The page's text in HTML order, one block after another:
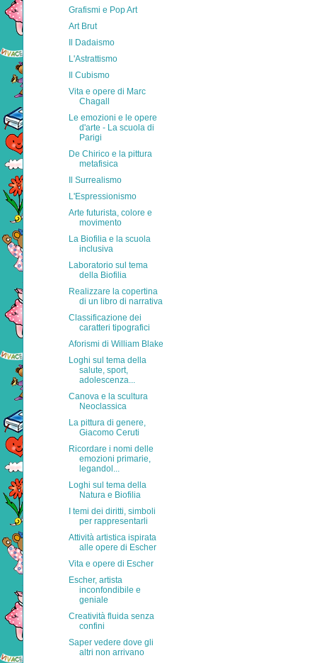
Grafismi e Pop Art
Art Brut
Il Dadaismo
L'Astrattismo
Il Cubismo
Vita e opere di Marc
Chagall
Le emozioni e le opere
d'arte - La scuola di
Parigi
De Chirico e la pittura
metafisica
Il Surrealismo
L'Espressionismo
Arte futurista, colore e
movimento
La Biofilia e la scuola
inclusiva
Laboratorio sul tema
della Biofilia
Realizzare la copertina
di un libro di narrativa
Classificazione dei
caratteri tipografici
Aforismi di William Blake
Loghi sul tema della
salute, sport,
adolescenza...
Canova e la scultura
Neoclassica
La pittura di genere,
Giacomo Ceruti
Ricordare i nomi delle
emozioni primarie,
legandol...
Loghi sul tema della
Natura e Biofilia
I temi dei diritti, simboli
per rappresentarli
Attività artistica ispirata
alle opere di Escher
Vita e opere di Escher
Escher, artista
inconfondibile e
geniale
Creatività fluida senza
confini
Saper vedere dove gli
altri non arrivano